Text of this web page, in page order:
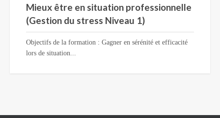
Mieux être en situation professionnelle
(Gestion du stress Niveau 1)
Objectifs de la formation : Gagner en sérénité et efficacité
lors de situation...